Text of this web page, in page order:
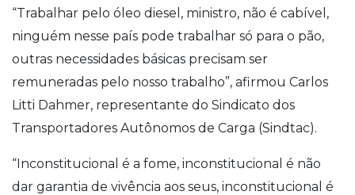
“Trabalhar pelo óleo diesel, ministro, não é cabível,
ninguém nesse país pode trabalhar só para o pão,
outras necessidades básicas precisam ser
remuneradas pelo nosso trabalho”, afirmou Carlos
Litti Dahmer, representante do Sindicato dos
Transportadores Autônomos de Carga (Sindtac).
“Inconstitucional é a fome, inconstitucional é não
dar garantia de vivência aos seus, inconstitucional é